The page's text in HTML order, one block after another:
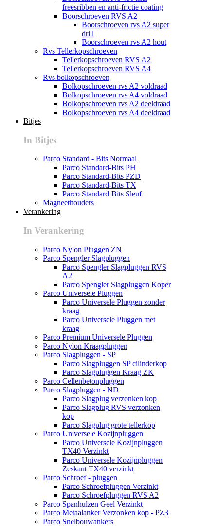
freesribben en anti-frictie coating
Boorschroeven RVS A2
Boorschroeven rvs A2 super
drill
Boorschroeven rvs A2 hout
Rvs Tellerkopschroeven
Tellerkopschroeven RVS A2
Tellerkopschroeven RVS A4
Rvs bolkopschroeven
Bolkopschroeven rvs A2 voldraad
Bolkopschroeven rvs A4 voldraad
Bolkopschroeven rvs A2 deeldraad
Bolkopschroeven rvs A4 deeldraad
Bitjes
In Bitjes
Parco Standard - Bits Normaal
Parco Standard-Bits PH
Parco Standard-Bits PZD
Parco Standard-Bits TX
Parco Standard-Bits Sleuf
Magneethouders
Verankering
In Verankering
Parco Nylon Pluggen ZN
Parco Spengler Slagpluggen
Parco Spengler Slagpluggen RVS
A2
Parco Spengler Slagpluggen Koper
Parco Universele Pluggen
Parco Universele Pluggen zonder
kraag
Parco Universele Pluggen met
kraag
Parco Premium Universele Pluggen
Parco Nylon Kraagpluggen
Parco Slagpluggen - SP
Parco Slagpluggen SP cilinderkop
Parco Slagpluggen Kraag ZK
Parco Cellenbetonpluggen
Parco Slagpluggen - ND
Parco Slagplug verzonken kop
Parco Slagplug RVS verzonken
kop
Parco Slagplug grote tellerkop
Parco Universele Kozijnpluggen
Parco Universele Kozijnpluggen
TX40 Verzinkt
Parco Universele Kozijnpluggen
Zeskant TX40 verzinkt
Parco Schroef - pluggen
Parco Schroefpluggen Verzinkt
Parco Schroefpluggen RVS A2
Parco Spanhulzen Geel Verzinkt
Parco Metaalanker Verzonken kop - PZ3
Parco Snelbouwankers